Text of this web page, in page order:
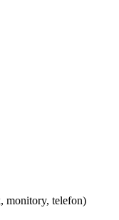
monitory, telefon)